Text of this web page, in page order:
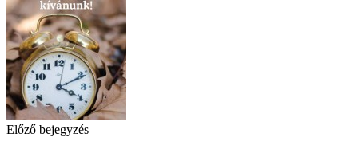
Előző bejegyzés